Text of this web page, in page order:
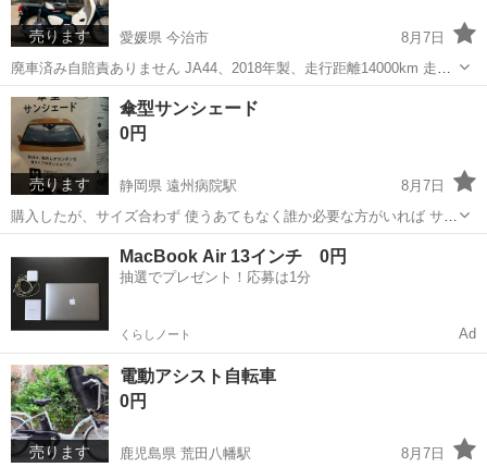
売ります 愛媛県 今治市
8月7日
廃車済み自賠責ありません JA44、2018年製、走行距離14000km 走る
曲がる止まる問題なにもないですシートが破れています。テープ貼っ
ていましたが剥がしました他は不具合点ないです 引き取りは三島神社
近く 自走引き...
愛媛 今治市 ホンダ
売ります
傘型サンシェード
0円
静岡県 遠州病院駅
8月7日
購入したが、サイズ合わず 使うあてもなく誰か必要な方がいれば サイ
ズ確認してください HOMEセンターkermaで購入しました 縦65センチ
✖️横125センチ 定価1000円 独特の中国製品の匂いがします しばらく干
して...
アクセサリー
売ります
電動アシスト自転車
0円
鹿児島県 荒田八幡駅 8月7日